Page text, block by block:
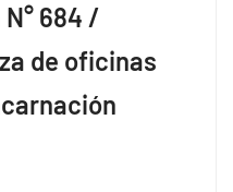
684 /
de oficinas